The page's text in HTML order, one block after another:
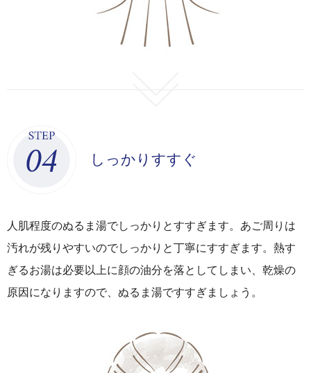
しっかりすすぐ
人肌程度のぬるま湯でしっかりとすすぎます。あご周りは
汚れが残りやすいのでしっかりと丁寧にすすぎます。熱す
ぎるお湯は必要以上に顔の油分を落としてしまい、乾燥の
原因になりますので、ぬるま湯ですすぎましょう。